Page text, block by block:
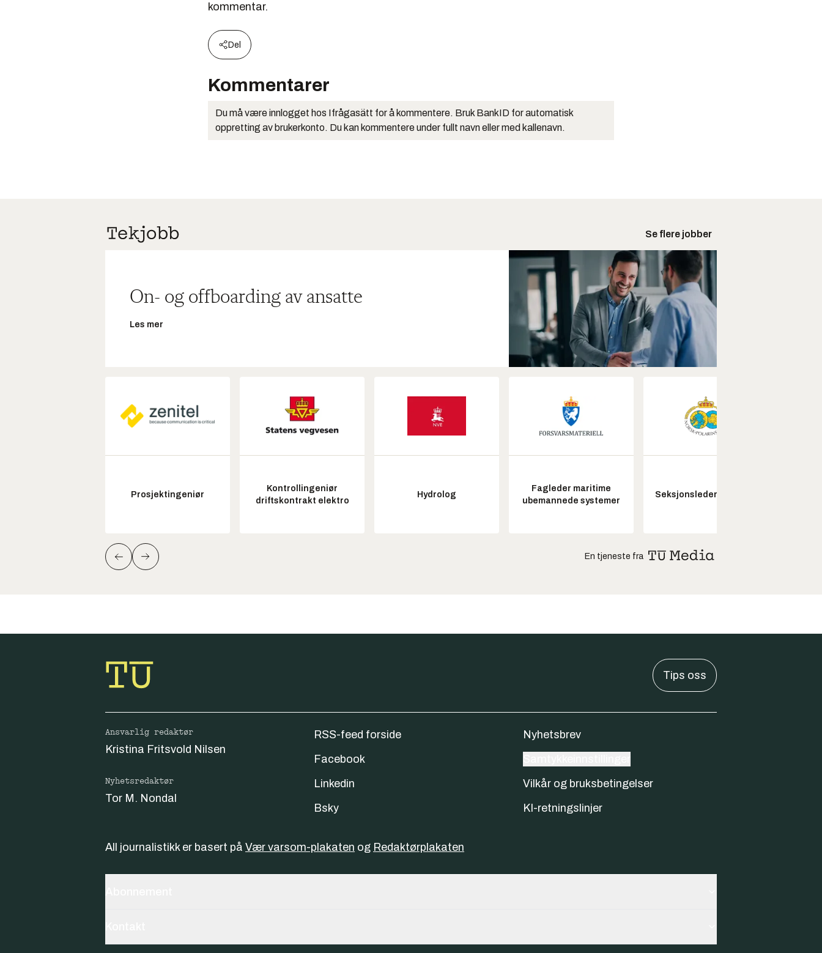
kommentar.
Del
Kommentarer
Du må være innlogget hos Ifrågasätt for å kommentere. Bruk BankID for automatisk
oppretting av brukerkonto. Du kan kommentere under fullt navn eller med kallenavn.
Se flere jobber
On- og offboarding av ansatte
Les mer
Prosjektingeniør
Kontrollingeniør
driftskontrakt elektro
Hydrolog
Fagleder maritime
ubemannede systemer
Seksjonsleder Nye Troll
En tjeneste fra
Tips oss
Ansvarlig redaktør
Kristina Fritsvold Nilsen
Nyhetsredaktør
Tor M. Nondal
RSS-feed forside
Facebook
Linkedin
Bsky
Nyhetsbrev
Vilkår og bruksbetingelser
KI-retningslinjer
All journalistikk er basert på Vær varsom-plakaten og Redaktørplakaten